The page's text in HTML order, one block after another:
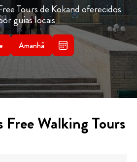
Tours de Kokand oferecidos
guias locais
Amanhã
Walking Tours